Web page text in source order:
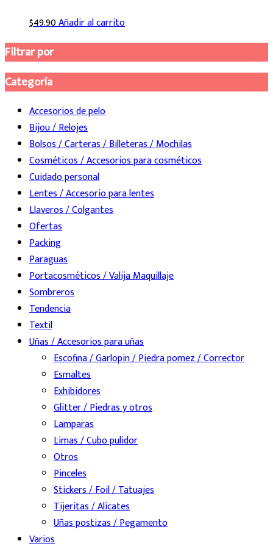
$49.90Añadir al carrito
Filtrar por
Categoría
Accesorios de pelo
Bijou / Relojes
Bolsos / Carteras / Billeteras / Mochilas
Cosméticos / Accesorios para cosméticos
Cuidado personal
Lentes / Accesorio para lentes
Llaveros / Colgantes
Ofertas
Packing
Paraguas
Portacosméticos / Valija Maquillaje
Sombreros
Tendencia
Textil
Uñas / Accesorios para uñas
Escofina / Garlopin / Piedra pomez / Corrector
Esmaltes
Exhibidores
Glitter / Piedras y otros
Lamparas
Limas / Cubo pulidor
Otros
Pinceles
Stickers / Foil / Tatuajes
Tijeritas / Alicates
Uñas postizas / Pegamento
Varios